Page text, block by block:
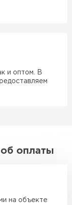
и оптом. В
оплаты
на объекте